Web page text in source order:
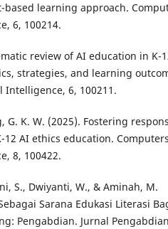
learning approach.
6, 100214.
review of AI education in K-
strategies, and learning
6, 100211.
G. K. W. (2025). Fostering
AI ethics education. Computers
8, 100422.
S., Dwiyanti, W., & Aminah, M.
Sarana Edukasi Literasi
Pengabdian. Jurnal Pengabdian